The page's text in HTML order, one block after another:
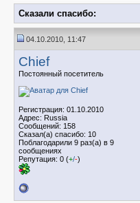
Сказали спасибо:
04.10.2010, 11:47
Chief
Постоянный посетитель
Регистрация: 01.10.2010
Адрес: Russia
Сообщений: 158
Сказал(а) спасибо: 10
Поблагодарили 9 раз(а) в 9
сообщениях
Репутация: 0 (+/-)